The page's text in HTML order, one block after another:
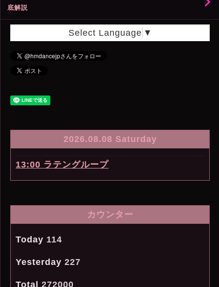
底解説
Select Language ▼
2026.08.08 Saturday
13:00 ラテングループ
カウンター
Today 114
Yesterday 227
Total 272000